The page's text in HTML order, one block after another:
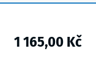
1 165,00 Kč